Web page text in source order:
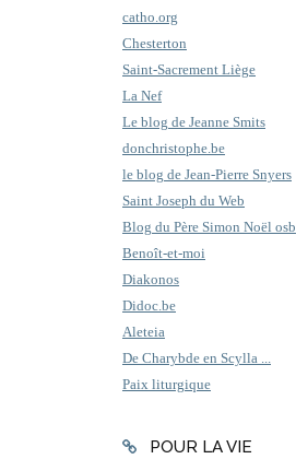
catho.org
Chesterton
Saint-Sacrement Liège
La Nef
Le blog de Jeanne Smits
donchristophe.be
le blog de Jean-Pierre Snyers
Saint Joseph du Web
Blog du Père Simon Noël osb
Benoît-et-moi
Diakonos
Didoc.be
Aleteia
De Charybde en Scylla ...
Paix liturgique
POUR LA VIE